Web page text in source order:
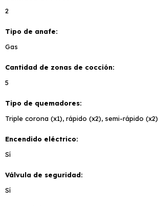
2
Tipo de anafe
Gas
Cantidad de zonas de cocción
5
Tipo de quemadores
Triple corona (x1), rápido (x2), semi-rápido (x2)
Encendido eléctrico
Sí
Válvula de seguridad
Sí